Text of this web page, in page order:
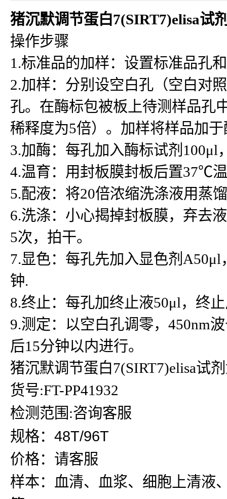
猪沉默调节蛋白7(SIRT7)elisa试
操作步骤
1.标准品的加样：设置标准品孔
2.加样：分别设空白孔（空白对
孔。在酶标包被板上待测样品孔
稀释度为5倍）。加样将样品加
3.加酶：每孔加入酶标试剂100μl
4.温育：用封板膜封板后置37℃
5.配液：将20倍浓缩洗涤液用蒸
6.洗涤：小心揭掉封板膜，弃去
5次，拍干。
7.显色：每孔先加入显色剂
钟.
8.终止：每孔加终止液50μl，终
9.测定：以空白孔调零，450nm
后15分钟以内进行。
猪沉默调节蛋白7(SIRT7)elisa试
货号:FT-PP41932
检测范围:咨询客服
规格：48T/96T
价格：请客服
样本：血清、血浆、细胞上清液